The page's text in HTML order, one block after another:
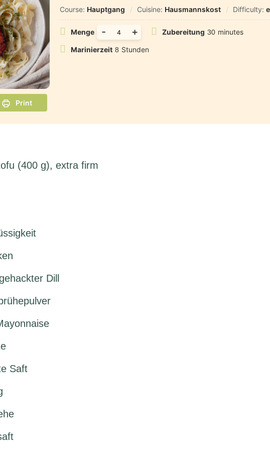
Print
Course: Hauptgang Cuisine: Hausmannskost Difficulty:
Menge +
- Zubereitung 30 minutes
Marinierzeit 8 Stunden
(400 g), extra firm
Dill
Saft